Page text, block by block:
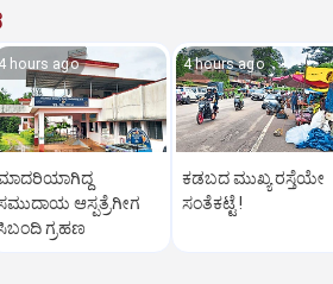
4 hours ago
ಆಸ್ಪತ್ರೆಗೀಗ
ಗ್ರಹಣ
4 hours ago
ಕಡಬದ ಮುಖ್ಯ ರಸ್ತೆಯೇ
ಸಂತೆಕಟ್ಟೆ !